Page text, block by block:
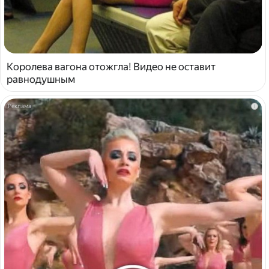
Королева вагона отожгла! Видео не оставит
равнодушным
i